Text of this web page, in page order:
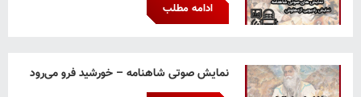
ادامه مطلب
نمایش صوتی شاهنامه – خورشید فرو می‌رود